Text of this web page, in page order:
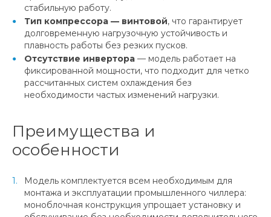
стабильную работу.
Тип компрессора — винтовой, что гарантирует
долговременную нагрузочную устойчивость и
плавность работы без резких пусков.
Отсутствие инвертора — модель работает на
фиксированной мощности, что подходит для четко
рассчитанных систем охлаждения без
необходимости частых изменений нагрузки.
Преимущества и
особенности
Модель комплектуется всем необходимым для
монтажа и эксплуатации промышленного чиллера:
моноблочная конструкция упрощает установку и